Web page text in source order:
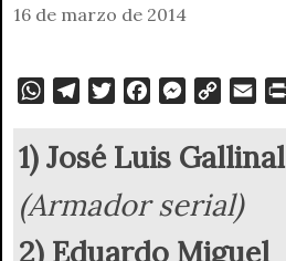
16 de marzo de 2014
W
a
t
s
A
p
e
g
r
a
i
t
t
e
r
c
e
b
o
o
M
s
s
e
n
g
p
y
L
i
n
i
1) José Luis Gallinal
(Armador serial)
2) Eduardo Miguel